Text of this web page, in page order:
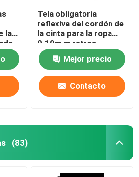
la
Tela obligatoria
reflexiva del cordón de
la cinta para la ropa
0.19m m retros
coloridos de la
seguridad 0.24m m
Mejor precio
Contacto
(83)